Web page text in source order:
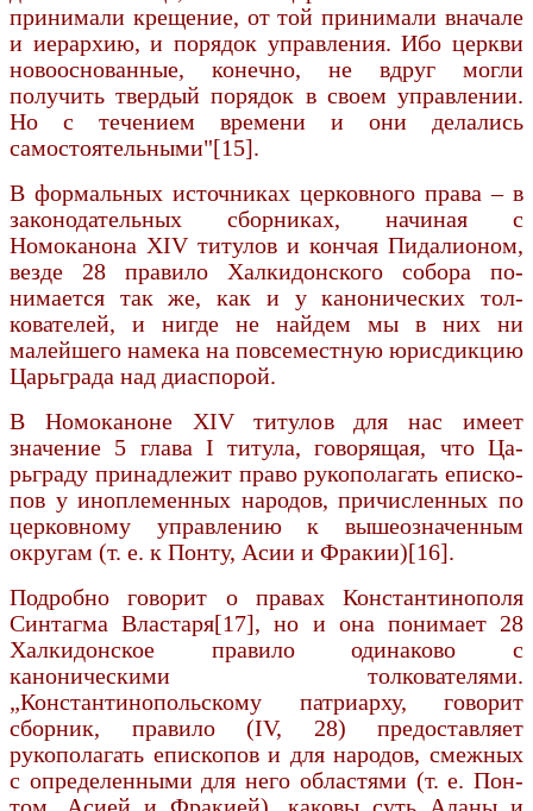
принимали крещение, от той принимали вначале
и иерархию, и порядок управления. Ибо церкви
новооснованные, конечно, не вдруг могли
получить твердый порядок в своем управлении.
Но с течением времени и они делались
самостоятельными"[15].
В формальных источниках церковного права – в
законодательных сборниках, начи­ная с
Номоканона XIV титулов и кончая Пидалионом,
везде 28 правило Халкидонского собора по­
нимается так же, как и у канонических тол­
кователей, и нигде не найдем мы в них ни
малейшего намека на повсеместную юрисдикцию
Царьграда над диаспорой.
В Номоканоне XIV титулов для нас имеет
значение 5 глава I титула, говорящая, что Ца­
рьграду принадлежит право рукополагать еписко­
пов у иноплеменных народов, причисленных по
церковному управлению к вышеозначенным
округам (т. е. к Понту, Асии и Фракии)[16].
Подробно говорит о правах Константинополя
Синтагма Властаря[17], но и она понимает 28
Халкидонское правило одинаково с
каноническими толкователями.
„Константинопольскому патриарху, говорит
сборник, правило (IV, 28) предоставляет
рукополагать епископов и для народов, смежных
с определенными для него областями (т. е. Пон­